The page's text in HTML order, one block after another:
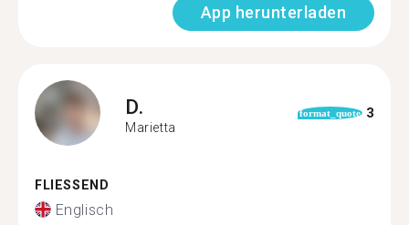
App herunterladen
D.
Marietta
format_quote 3
FLIESSEND
Englisch